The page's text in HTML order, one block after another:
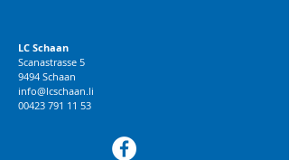
LC Schaan
Scanastrasse 5
9494 Schaan
info@lcschaan.li
00423 791 11 53